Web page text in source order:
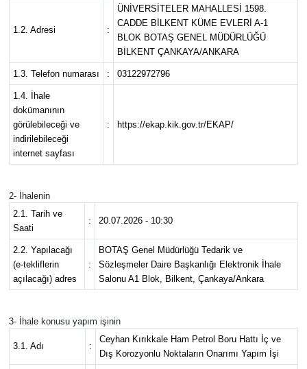
1.2. Adresi :
ÜNİVERSİTELER MAHALLESİ 1598.
CADDE BİLKENT KÜME EVLERİ A-1
BLOK BOTAŞ GENEL MÜDÜRLÜĞÜ
BİLKENT ÇANKAYA/ANKARA
1.3. Telefon numarası : 03122972796
1.4. İhale
dokümanının
görülebileceği ve
indirilebileceği
internet sayfası
: https://ekap.kik.gov.tr/EKAP/
2- İhalenin
2.1. Tarih ve
Saati
: 20.07.2026 - 10:30
2.2. Yapılacağı
(e-tekliflerin
açılacağı) adres
:
BOTAŞ Genel Müdürlüğü Tedarik ve
Sözleşmeler Daire Başkanlığı Elektronik İhale
Salonu A1 Blok, Bilkent, Çankaya/Ankara
3- İhale konusu yapım işinin
3.1. Adı :
Ceyhan Kırıkkale Ham Petrol Boru Hattı İç ve
Dış Korozyonlu Noktaların Onarımı Yapım İşi